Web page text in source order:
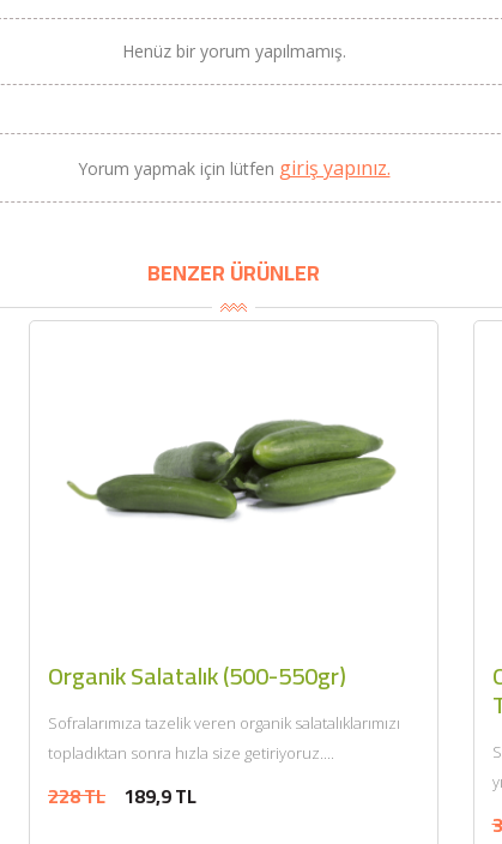
Henüz bir yorum yapılmamış.
Yorum yapmak için lütfen giriş yapınız.
BENZER ÜRÜNLER
Organik Salatalık (500-550gr)
Sofralarımıza tazelik veren organik salatalıklarımızı
topladıktan sonra hızla size getiriyoruz....
228 TL 189,9 TL
BU HAFTANIN PLANLI İNDİRİMİ
2690,00 TL
Kaan Olgun Hasat
Zeytincilik
SEPETE EKLE